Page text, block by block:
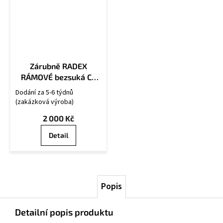
Zárubně RADEX
RÁMOVÉ bezsuká CZ
OB/U
Dodání za 5-6 týdnů
(zakázková výroba)
2 000 Kč
Detail
Popis
Detailní popis produktu